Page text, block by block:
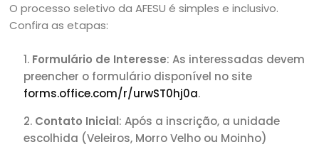
O processo seletivo da AFESU é simples e inclusivo.
Confira as etapas:
Formulário de Interesse: As interessadas devem
preencher o formulário disponível no site
forms.office.com/r/urwST0hj0a.
Contato Inicial: Após a inscrição, a unidade
escolhida (Veleiros, Morro Velho ou Moinho)